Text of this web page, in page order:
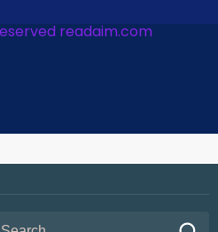
readaim.com